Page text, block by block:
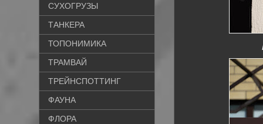
СУХОГРУЗЫ
ТАНКЕРА
ТОПОНИМИКА
ТРАМВАЙ
ТРЕЙНСПОТТИНГ
ФАУНА
ФЛОРА